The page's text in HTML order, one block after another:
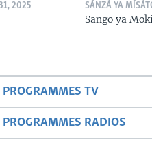
2025 SÁNZÁ YA
Sango ya
PROGRAMMES TV
PROGRAMMES RADIOS